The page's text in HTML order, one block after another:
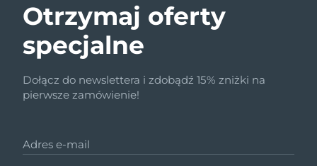
Otrzymaj oferty
specjalne
Dołącz do newslettera i zdobądź 15% zniżki na
pierwsze zamówienie!
Adres e-mail